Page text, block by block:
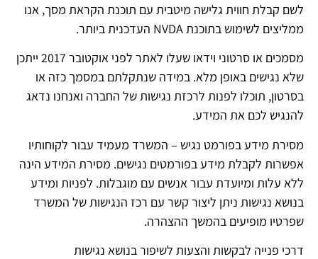
לשם קבלת חווית גלישה מיטבית עם תוכנת הקראת מסך, אנו
ממליצים לשימוש בתוכנת NVDA העדכנית ביותר.
מסמכים או סרטוני וידאו שעלו לאתר לפני אוקטובר 2017 ייתכן
שלא נגישים באופן מלא. במידה שנתקלתם במסמך כזה או
בסרטון, תוכלו לפנות לרכזת נגישות של החברה ואנחנו נדאג
להנגיש לכם את המידע.
מסירת מידע בפורמט נגיש – המשרד מעמיד עבור לקוחותיו
אפשרות לקבלת מידע בפורמטים נגישים. מסירת המידע הינה
ללא עלות ומיועדת עבור אנשים עם מוגבלות. לפניות ומידע
בנושא נגישות ניתן ליצור קשר עם רכז הנגישות של המשרד
שפרטיו מופיעים בהמשך ההצהרה.
דרכי פנייה לבקשות והצעות לשיפור בנושא נגישות